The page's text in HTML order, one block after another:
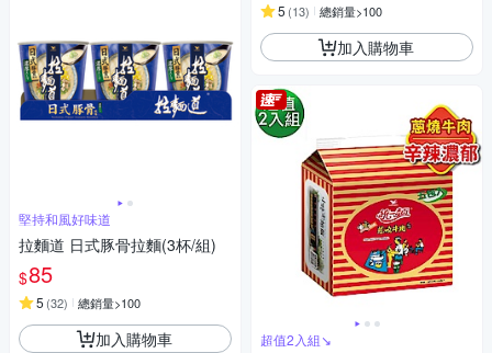
堅持和風好味道
拉麵道 日式豚骨拉麵(3杯/組)
$85
5 (32) 總銷量>100
加入購物車
5 (13) 總銷量>100
加入購物車
超值2入組↘︎